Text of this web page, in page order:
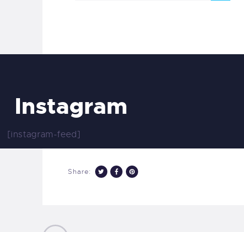
Instagram
[instagram-feed]
Share: